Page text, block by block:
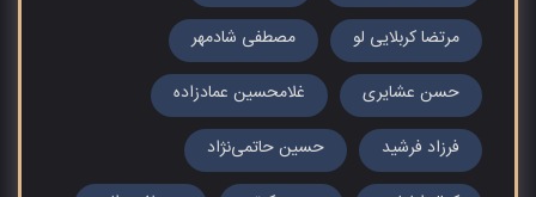
مرتضا کربلایی لو مصطفی شادمهر
حسن عشایری غلامحسین عمادزاده
فرزاد فرشید حسین حاتمی‌نژاد